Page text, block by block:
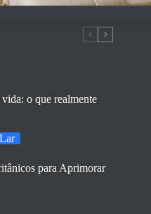
o que realmente
para Aprimorar